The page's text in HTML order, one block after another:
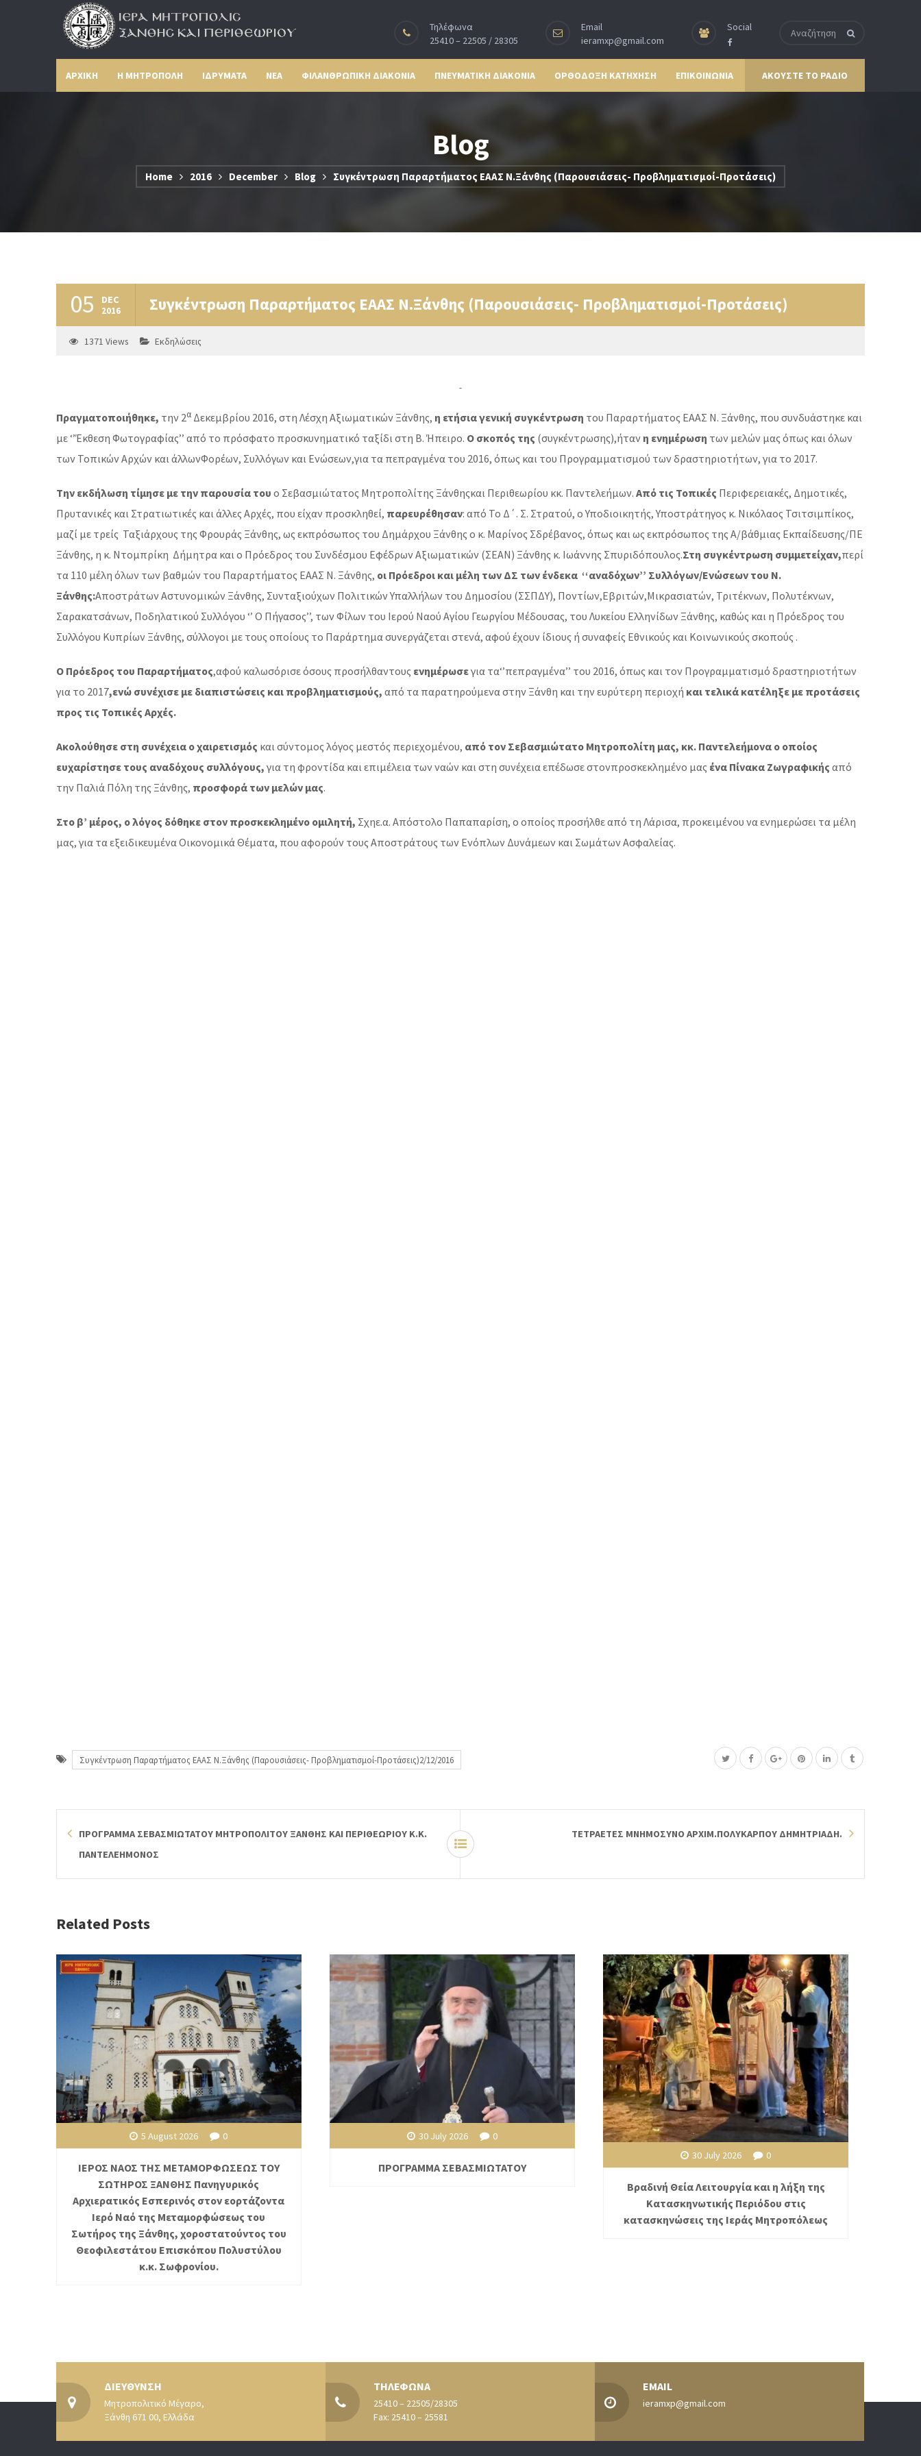
Τηλέφωνα
25410 – 22505 / 28305
Email
ieramxp@gmail.com
Social
ΑΡΧΙΚΗ Η ΜΗΤΡΟΠΟΛΗ ΙΔΡΥΜΑΤΑ ΝΕΑ ΦΙΛΑΝΘΡΩΠΙΚΗ ΔΙΑΚΟΝΙΑ ΠΝΕΥΜΑΤΙΚΗ ΔΙΑΚΟΝΙΑ ΟΡΘΟΔΟΞΗ ΚΑΤΗΧΗΣΗ ΕΠΙΚΟΙΝΩΝΙΑ ΑΚΟΥΣΤΕ ΤΟ ΡΑΔΙΟ
Blog
Home 2016 December Blog Συγκέντρωση Παραρτήματος ΕΑΑΣ Ν.Ξάνθης (Παρουσιάσεις- Προβληματισμοί-Προτάσεις)
05 DEC
2016 Συγκέντρωση Παραρτήματος ΕΑΑΣ Ν.Ξάνθης (Παρουσιάσεις- Προβληματισμοί-Προτάσεις)
1371 Views Εκδηλώσεις
Πραγματοποιήθηκε, την 2α Δεκεμβρίου 2016, στη Λέσχη Αξιωματικών Ξάνθης, η ετήσια γενική συγκέντρωση του Παραρτήματος ΕΑΑΣ Ν. Ξάνθης, που συνδυάστηκε και
με ‘’Έκθεση Φωτογραφίας’’ από το πρόσφατο προσκυνηματικό ταξίδι στη Β. Ήπειρο. Ο σκοπός της (συγκέντρωσης),ήταν η ενημέρωση των μελών μας όπως και όλων
των Τοπικών Αρχών και άλλωνΦορέων, Συλλόγων και Ενώσεων,για τα πεπραγμένα του 2016, όπως και του Προγραμματισμού των δραστηριοτήτων, για το 2017.
Tην εκδήλωση τίμησε με την παρουσία του ο Σεβασμιώτατος Μητροπολίτης Ξάνθηςκαι Περιθεωρίου κκ. Παντελεήμων. Από τις Τοπικές Περιφερειακές, Δημοτικές,
Πρυτανικές και Στρατιωτικές και άλλες Αρχές, που είχαν προσκληθεί, παρευρέθησαν: από Το Δ΄. Σ. Στρατού, ο Υποδιοικητής, Υποστράτηγος κ. Νικόλαος Τσιτσιμπίκος,
μαζί με τρείς Ταξιάρχους της Φρουράς Ξάνθης, ως εκπρόσωπος του Δημάρχου Ξάνθης ο κ. Μαρίνος Σδρέβανος, όπως και ως εκπρόσωπος της Α/βάθμιας Εκπαίδευσης/ΠΕ
Ξάνθης, η κ. Ντομπρίκη Δήμητρα και ο Πρόεδρος του Συνδέσμου Εφέδρων Αξιωματικών (ΣΕΑΝ) Ξάνθης κ. Ιωάννης Σπυριδόπουλος.Στη συγκέντρωση συμμετείχαν,περί
τα 110 μέλη όλων των βαθμών του Παραρτήματος ΕΑΑΣ Ν. Ξάνθης, οι Πρόεδροι και μέλη των ΔΣ των ένδεκα ‘‘αναδόχων’’ Συλλόγων/Ενώσεων του Ν.
Ξάνθης:Αποστράτων Αστυνομικών Ξάνθης, Συνταξιούχων Πολιτικών Υπαλλήλων του Δημοσίου (ΣΣΠΔΥ), Ποντίων,Εβριτών,Μικρασιατών, Τριτέκνων, Πολυτέκνων,
Σαρακατσάνων, Ποδηλατικού Συλλόγου ‘’ Ο Πήγασος’’, των Φίλων του Ιερού Ναού Αγίου Γεωργίου Μέδουσας, του Λυκείου Ελληνίδων Ξάνθης, καθώς και η Πρόεδρος του
Συλλόγου Κυπρίων Ξάνθης, σύλλογοι με τους οποίους το Παράρτημα συνεργάζεται στενά, αφού έχουν ίδιους ή συναφείς Εθνικούς και Κοινωνικούς σκοπούς .
Ο Πρόεδρος του Παραρτήματος,αφού καλωσόρισε όσους προσήλθαντους ενημέρωσεγια τα‘’πεπραγμένα’’ του 2016, όπως και τον Προγραμματισμό δραστηριοτήτων
για το 2017,ενώ συνέχισε με διαπιστώσεις και προβληματισμούς, από τα παρατηρούμενα στην Ξάνθη και την ευρύτερη περιοχή και τελικά κατέληξε με προτάσεις
προς τις Τοπικές Αρχές.
Ακολούθησε στη συνέχεια ο χαιρετισμός και σύντομος λόγος μεστός περιεχομένου, από τον Σεβασμιώτατο Μητροπολίτη μας, κκ. Παντελεήμονα ο οποίος
ευχαρίστησε τους αναδόχους συλλόγους, για τη φροντίδα και επιμέλεια των ναών και στη συνέχεια επέδωσε στονπροσκεκλημένο μας ένα Πίνακα Ζωγραφικής από
την Παλιά Πόλη της Ξάνθης, προσφορά των μελών μας.
Στο β’ μέρος, ο λόγος δόθηκε στον προσκεκλημένο ομιλητή, Σχηε.α. Απόστολο Παπαπαρίση, ο οποίος προσήλθε από τη Λάρισα, προκειμένου να ενημερώσει τα μέλη
μας, για τα εξειδικευμένα Οικονομικά Θέματα, που αφορούν τους Αποστράτους των Ενόπλων Δυνάμεων και Σωμάτων Ασφαλείας.
Συγκέντρωση Παραρτήματος ΕΑΑΣ Ν.Ξάνθης (Παρουσιάσεις- Προβληματισμοί-Προτάσεις)2/12/2016
ΠΡΟΓΡΑΜΜΑ ΣΕΒΑΣΜΙΩΤΑΤΟΥ ΜΗΤΡΟΠΟΛΙΤΟΥ ΞΑΝΘΗΣ ΚΑΙ ΠΕΡΙΘΕΩΡΙΟΥ Κ.Κ.
ΠΑΝΤΕΛΕΗΜΟΝΟΣ
ΤΕΤΡΑΕΤΕΣ ΜΝΗΜΟΣΥΝΟ ΑΡΧΙΜ.ΠΟΛΥΚΑΡΠΟΥ ΔΗΜΗΤΡΙΑΔΗ.
Related Posts
5 August 2026 0
ΙΕΡΟΣ ΝΑΟΣ ΤΗΣ ΜΕΤΑΜΟΡΦΩΣΕΩΣ ΤΟΥ
ΣΩΤΗΡΟΣ ΞΑΝΘΗΣ Πανηγυρικός
Αρχιερατικός Εσπερινός στον εορτάζοντα
Ιερό Ναό της Μεταμορφώσεως του
Σωτήρος της Ξάνθης, χοροστατούντος του
Θεοφιλεστάτου Επισκόπου Πολυστύλου
κ.κ. Σωφρονίου.
30 July 2026 0
ΠΡΟΓΡΑΜΜΑ ΣΕΒΑΣΜΙΩΤΑΤΟΥ
30 July 2026 0
Βραδινή Θεία Λειτουργία και η λήξη της
Κατασκηνωτικής Περιόδου στις
κατασκηνώσεις της Ιεράς Μητροπόλεως
ΔΙΕΥΘΥΝΣΗ
Μητροπολιτικό Μέγαρο,
Ξάνθη 671 00, Ελλάδα
ΤΗΛΕΦΩΝΑ
25410 – 22505/28305
Fax: 25410 – 25581
EMAIL
ieramxp@gmail.com